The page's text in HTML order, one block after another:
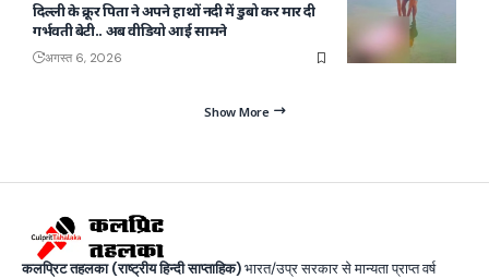
दिल्ली के क्रूर पिता ने अपने हाथों नदी में डुबो कर मार दी
गर्भवती बेटी.. अब वीडियो आई सामने
अगस्त 6, 2026
Show More
कलप्रिट तहलका (राष्ट्रीय हिन्दी साप्ताहिक)भारत/उप्र सरकार से मान्यता प्राप्त वर्ष